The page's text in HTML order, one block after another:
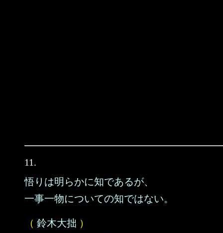
11.
悟りは明らかに知であるが、
一事一物についての知ではない。
（ 鈴木大拙 ）